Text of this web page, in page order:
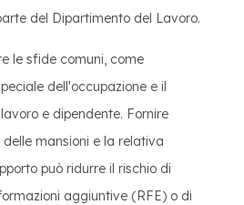
del Dipartimento del Lavoro.
le sfide comuni, come
dell'occupazione e il
e dipendente. Fornire
mansioni e la relativa
può ridurre il rischio di
aggiuntive (RFE) o di